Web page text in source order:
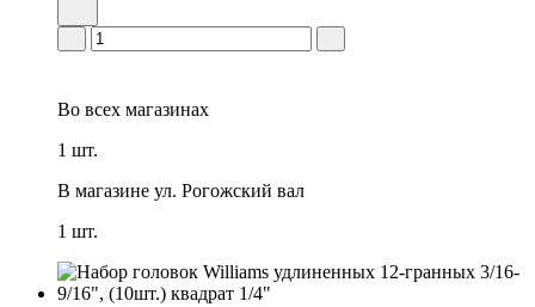
Во всех магазинах
1 шт.
В магазине ул. Рогожский вал
1 шт.